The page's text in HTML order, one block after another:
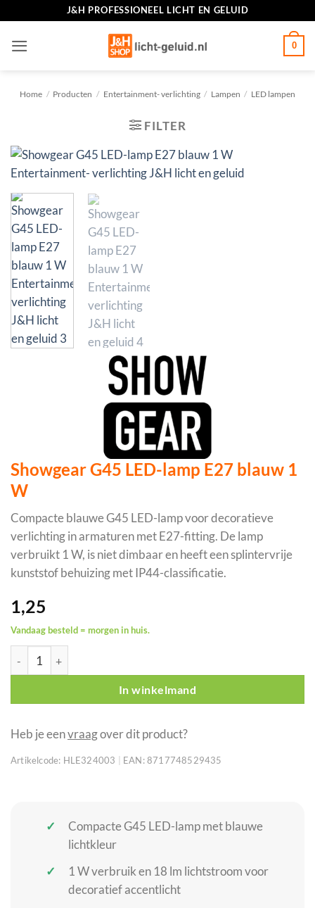
inhoud
J&H PROFESSIONEEL LICHT EN GELUID
0
Home / Producten / Entertainment- verlichting / Lampen / LED lampen
FILTER
Showgear G45 LED-lamp E27 blauw 1
W
Compacte blauwe G45 LED-lamp voor decoratieve
verlichting in armaturen met E27-fitting. De lamp
verbruikt 1 W, is niet dimbaar en heeft een splintervrije
kunststof behuizing met IP44-classificatie.
1,25
Vandaag besteld = morgen in huis.
Showgear G45 LED-lamp E27 blauw 1 W aantal
In winkelmand
Heb je eenvraagover dit product?
Artikelcode: HLE324003 EAN: 8717748529435
Compacte G45 LED-lamp met blauwe
lichtkleur
1 W verbruik en 18 lm lichtstroom voor
decoratief accentlicht